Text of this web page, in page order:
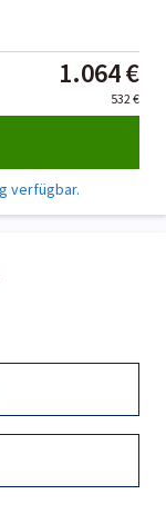
1.064 €
532 €
verfügbar.